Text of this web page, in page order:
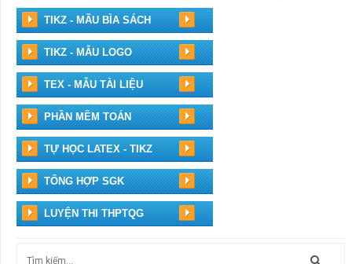
TIKZ - MÃU BÌA SÁCH
TIKZ - MẪU LOGO
TEX - MẪU TÀI LIỆU
PHẦN MỀM TOÁN
TỰ HỌC LATEX - TIKZ
TỔNG HỢP SGK
LUYỆN THI THPTQG